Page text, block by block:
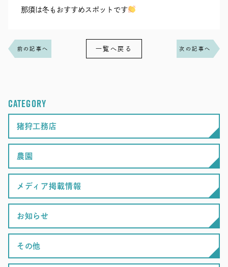
那須は冬もおすすめスポットです
前の記事へ 一覧へ戻る 次の記事へ
CATEGORY
猪狩工務店
農園
メディア掲載情報
お知らせ
その他